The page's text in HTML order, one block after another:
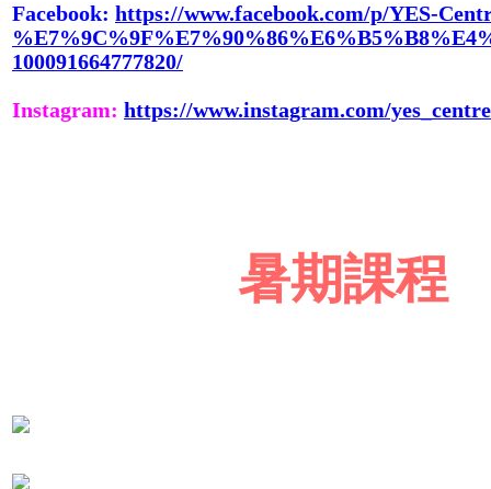
Facebook: https://www.facebook.com/p/YES-
100091664777820/
Instagram: https://www.instagram.com/
暑期課程